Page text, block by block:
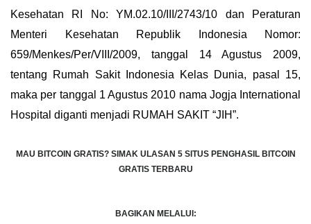
Kesehatan RI No: YM.02.10/III/2743/10 dan Peraturan
Menteri Kesehatan Republik Indonesia Nomor:
659/Menkes/Per/VIII/2009, tanggal 14 Agustus 2009,
tentang Rumah Sakit Indonesia Kelas Dunia, pasal 15,
maka per tanggal 1 Agustus 2010 nama Jogja International
Hospital diganti menjadi RUMAH SAKIT “JIH”.
MAU BITCOIN GRATIS? SIMAK ULASAN 5 SITUS PENGHASIL BITCOIN
GRATIS TERBARU
BAGIKAN MELALUI: